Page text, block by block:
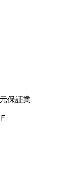
保証業